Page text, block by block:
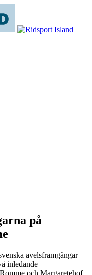
på
avelsframgångar
inledande
och Margaretehof.